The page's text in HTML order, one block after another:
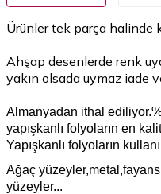
Ürünler tek parça halinde
Ahşap desenlerde renk
yakın olsada uymaz iade
Almanyadan ithal
yapışkanlı folyoların en
Yapışkanlı folyoların
Ağaç
yüzeyler...